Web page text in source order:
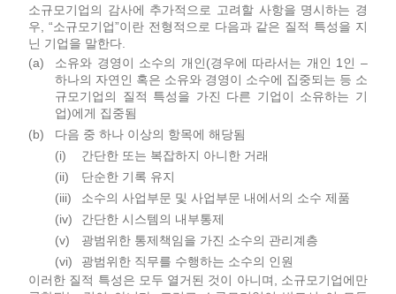
소규모기업의 감사에 추가적으로 고려할 사항을 명시하는 경
우, “소규모기업”이란 전형적으로 다음과 같은 질적 특성을 지
닌 기업을 말한다.
(a)
소유와 경영이 소수의 개인(경우에 따라서는 개인 1인 –
하나의 자연인 혹은 소유와 경영이 소수에 집중되는 등 소
규모기업의 질적 특성을 가진 다른 기업이 소유하는 기
업)에게 집중됨
(b)
다음 중 하나 이상의 항목에 해당됨
(i)
간단한 또는 복잡하지 아니한 거래
(ii)
단순한 기록 유지
(iii)
소수의 사업부문 및 사업부문 내에서의 소수 제품
(iv)
간단한 시스템의 내부통제
(v)
광범위한 통제책임을 가진 소수의 관리계층
(vi)
광범위한 직무를 수행하는 소수의 인원
이러한 질적 특성은 모두 열거된 것이 아니며, 소규모기업에만